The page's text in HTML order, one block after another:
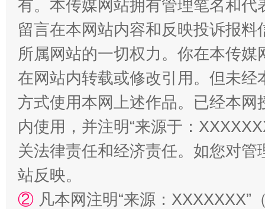
全民健身五年计划来了！等你上场
有。本传媒网站拥有管理笔名和
留言在本网站内容和反映投诉报
所属网站的一切权力。你在本传
在网站内转载或修改引用。但未
方式使用本网上述作品。已经本
内使用，并注明“来源于：
关法律责任和经济责任。如您对
站反映。
② 凡本网注明“来源：